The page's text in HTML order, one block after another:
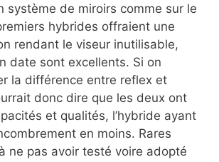
système de miroirs comme sur le
hybrides offraient une
rendant le viseur inutilisable,
date sont excellents. Si on
la différence entre reflex et
donc dire que les deux ont
et qualités, l’hybride ayant
en moins. Rares
ne pas avoir testé voire adopté